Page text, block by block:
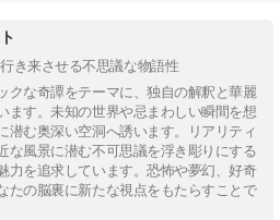
き来させる不思議な物語性
クな奇譚をテーマに、独自の解釈と華麗
ます。未知の世界や忌まわしい瞬間を想
潜む奥深い空洞へ誘います。リアリティ
な風景に潜む不可思議を浮き彫りにする
力を追求しています。恐怖や夢幻、好奇
たの脳裏に新たな視点をもたらすことで